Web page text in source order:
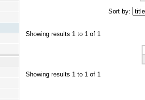
Sort by:
Showing results 1 to 1 of 1
Showing results 1 to 1 of 1